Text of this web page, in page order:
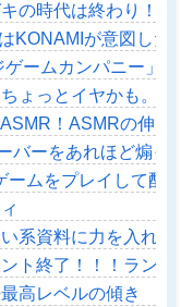
の時代は終わり！セ
KONAMIが意図した
ゲームカンパニー」
ちょっとイヤかも。
！ASMRの伸び
バーをあれほど煽っ
ームをプレイして配
い系資料に力を入れ
ト終了！！！ランキ
高レベルの傾き